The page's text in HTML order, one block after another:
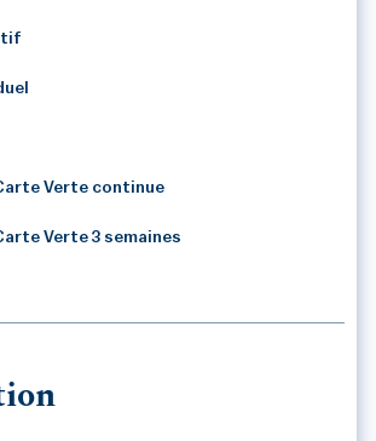
Verte continue
Verte 3 semaines